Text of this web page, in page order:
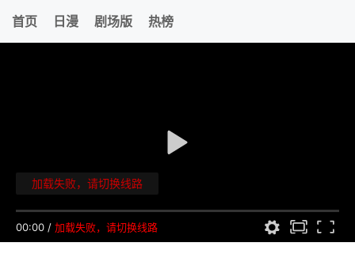
首页 日漫 剧场版 热榜
00:00 / 加载失败，请切换线路
加载失败，请切换线路